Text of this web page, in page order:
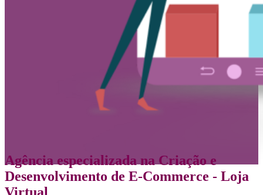
Agência especializada naCriação e
Desenvolvimento de E-Commerce - Loja